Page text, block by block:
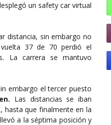
un safety car virtual
distancia, sin embargo no
37 de 70 perdió el
La carrera se mantuvo
embargo el tercer puesto
Las distancias se iban
hasta que finalmente en la
a la séptima posición y